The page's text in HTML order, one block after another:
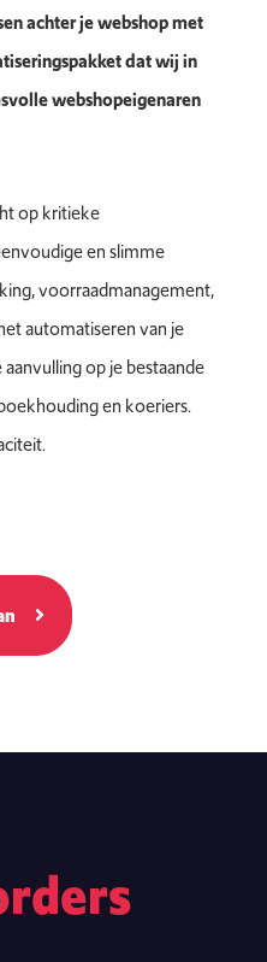
achter je webshop met
dat wij in
webshopeigenaren
op kritieke
en slimme
voorraadmanagement,
automatiseren van je
op je bestaande
en koeriers.